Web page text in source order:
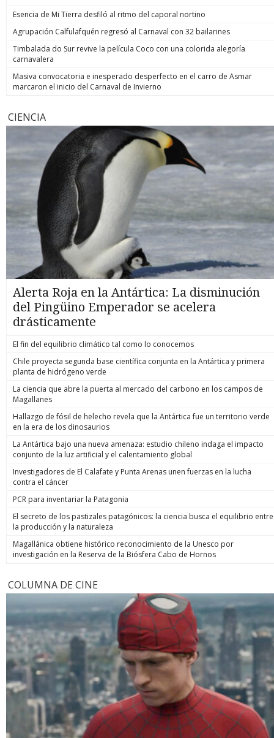
Esencia de Mi Tierra desfiló al ritmo del caporal nortino
Agrupación Calfulafquén regresó al Carnaval con 32 bailarines
Timbalada do Sur revive la película Coco con una colorida alegoría
carnavalera
Masiva convocatoria e inesperado desperfecto en el carro de Asmar
marcaron el inicio del Carnaval de Invierno
CIENCIA
Alerta Roja en la Antártica: La disminución
del Pingüino Emperador se acelera
drásticamente
El fin del equilibrio climático tal como lo conocemos
Chile proyecta segunda base científica conjunta en la Antártica y primera
planta de hidrógeno verde
La ciencia que abre la puerta al mercado del carbono en los campos de
Magallanes
Hallazgo de fósil de helecho revela que la Antártica fue un territorio verde
en la era de los dinosaurios
La Antártica bajo una nueva amenaza: estudio chileno indaga el impacto
conjunto de la luz artificial y el calentamiento global
Investigadores de El Calafate y Punta Arenas unen fuerzas en la lucha
contra el cáncer
PCR para inventariar la Patagonia
El secreto de los pastizales patagónicos: la ciencia busca el equilibrio entre
la producción y la naturaleza
Magallánica obtiene histórico reconocimiento de la Unesco por
investigación en la Reserva de la Biósfera Cabo de Hornos
COLUMNA DE CINE